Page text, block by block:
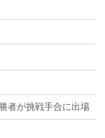
者が挑戦手合に出場